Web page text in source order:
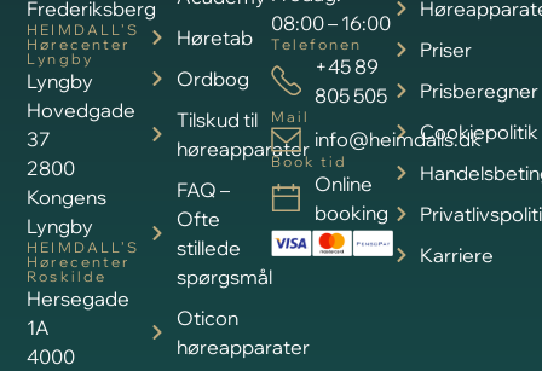
Frederiksberg
HEIMDALL’S
Hørecenter
Lyngby
Lyngby
Hovedgade
37
2800
Kongens
Lyngby
HEIMDALL’S
Hørecenter
Roskilde
Hersegade
1A
4000
Priser
Prisberegner
Cookiepolitik
Karriere
Høretab
Ordbog
Tilskud til
høreapparater
FAQ –
Ofte
stillede
spørgsmål
Oticon
høreapparater
08:00 – 16:00
Telefonen
+45 89
805 505
Mail
info@heimdalls.dk
Book tid
Online
booking